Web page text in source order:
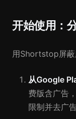
开始使用：
用Shortstop屏蔽
从Google
费版含广告
限制并去广